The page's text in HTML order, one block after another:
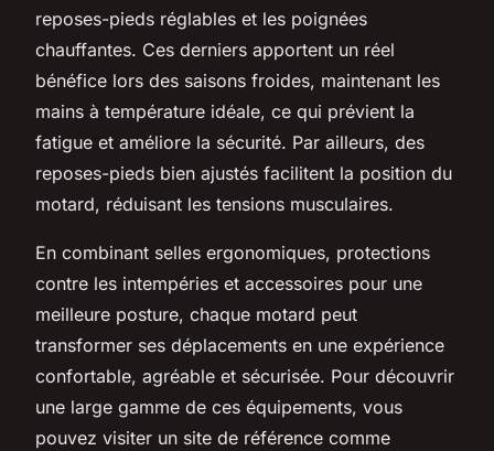
reposes-pieds réglables et les poignées
chauffantes. Ces derniers apportent un réel
bénéfice lors des saisons froides, maintenant les
mains à température idéale, ce qui prévient la
fatigue et améliore la sécurité. Par ailleurs, des
reposes-pieds bien ajustés facilitent la position du
motard, réduisant les tensions musculaires.
En combinant selles ergonomiques, protections
contre les intempéries et accessoires pour une
meilleure posture, chaque motard peut
transformer ses déplacements en une expérience
confortable, agréable et sécurisée. Pour découvrir
une large gamme de ces équipements, vous
pouvez visiter un site de référence comme